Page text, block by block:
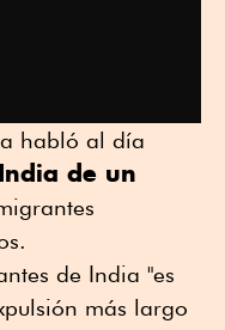
habló al día
de un
de India "es
más largo